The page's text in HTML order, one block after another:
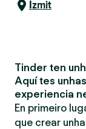
İzmit
Tinder ten
Aquí tes
experiencia
En primeiro
que crear unha